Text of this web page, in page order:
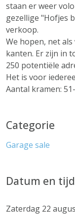
staan er weer
gezellige "Hofjes
verkoop.
We hopen, net
kanten. Er zijn in
250 potentiële
Het is voor
Aantal kramen:
Categorie
Garage sale
Datum en tijd
Zaterdag 22